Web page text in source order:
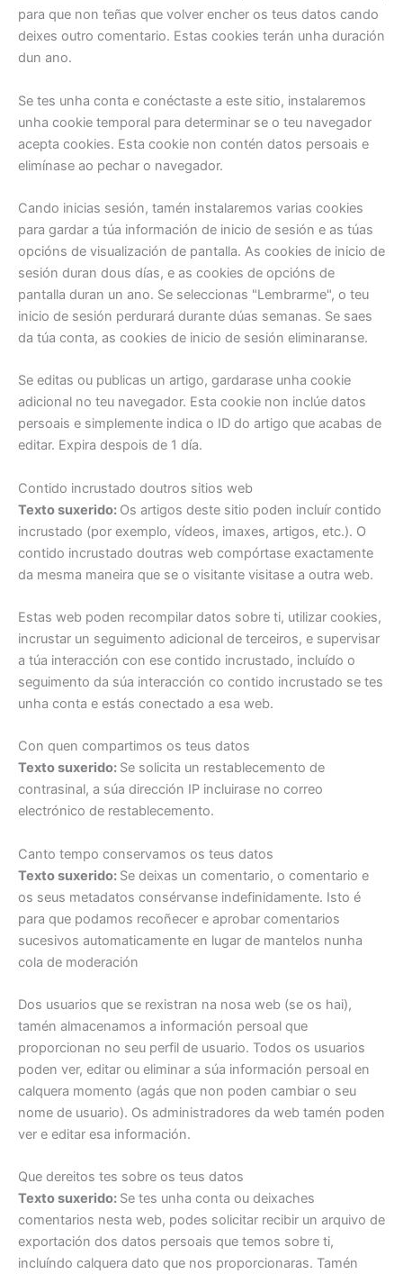
para que non teñas que volver encher os teus datos cando
deixes outro comentario. Estas cookies terán unha duración
dun ano.
Se tes unha conta e conéctaste a este sitio, instalaremos
unha cookie temporal para determinar se o teu navegador
acepta cookies. Esta cookie non contén datos persoais e
elimínase ao pechar o navegador.
Cando inicias sesión, tamén instalaremos varias cookies
para gardar a túa información de inicio de sesión e as túas
opcións de visualización de pantalla. As cookies de inicio de
sesión duran dous días, e as cookies de opcións de
pantalla duran un ano. Se seleccionas "Lembrarme", o teu
inicio de sesión perdurará durante dúas semanas. Se saes
da túa conta, as cookies de inicio de sesión eliminaranse.
Se editas ou publicas un artigo, gardarase unha cookie
adicional no teu navegador. Esta cookie non inclúe datos
persoais e simplemente indica o ID do artigo que acabas de
editar. Expira despois de 1 día.
Contido incrustado doutros sitios web
Texto suxerido: Os artigos deste sitio poden incluír contido
incrustado (por exemplo, vídeos, imaxes, artigos, etc.). O
contido incrustado doutras web compórtase exactamente
da mesma maneira que se o visitante visitase a outra web.
Estas web poden recompilar datos sobre ti, utilizar cookies,
incrustar un seguimento adicional de terceiros, e supervisar
a túa interacción con ese contido incrustado, incluído o
seguimento da súa interacción co contido incrustado se tes
unha conta e estás conectado a esa web.
Con quen compartimos os teus datos
Texto suxerido: Se solicita un restablecemento de
contrasinal, a súa dirección IP incluirase no correo
electrónico de restablecemento.
Canto tempo conservamos os teus datos
Texto suxerido: Se deixas un comentario, o comentario e
os seus metadatos consérvanse indefinidamente. Isto é
para que podamos recoñecer e aprobar comentarios
sucesivos automaticamente en lugar de mantelos nunha
cola de moderación
Dos usuarios que se rexistran na nosa web (se os hai),
tamén almacenamos a información persoal que
proporcionan no seu perfil de usuario. Todos os usuarios
poden ver, editar ou eliminar a súa información persoal en
calquera momento (agás que non poden cambiar o seu
nome de usuario). Os administradores da web tamén poden
ver e editar esa información.
Que dereitos tes sobre os teus datos
Texto suxerido: Se tes unha conta ou deixaches
comentarios nesta web, podes solicitar recibir un arquivo de
exportación dos datos persoais que temos sobre ti,
incluíndo calquera dato que nos proporcionaras. Tamén